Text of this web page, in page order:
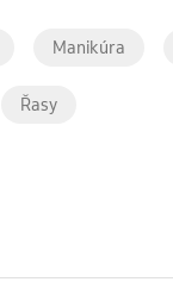
Manikúra
Řasy